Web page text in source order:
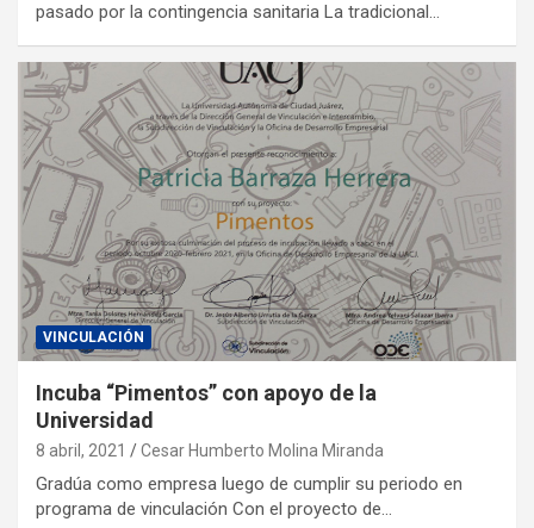
pasado por la contingencia sanitaria La tradicional…
VINCULACIÓN
Incuba “Pimentos” con apoyo de la
Universidad
8 abril, 2021 Cesar Humberto Molina Miranda
Gradúa como empresa luego de cumplir su periodo en
programa de vinculación Con el proyecto de…